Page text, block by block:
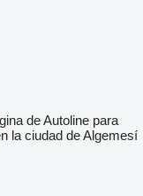
de Autoline para
la ciudad de Algemesí